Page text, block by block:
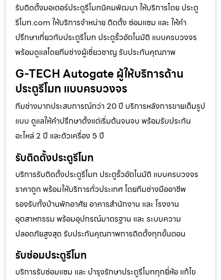
รับติดตั้งมอเตอร์ประตูรีโมทนิคมพัฒนา ให้บริการโดย ประตู
รีโมท.com ให้บริการจำหน่าย ติดตั้ง ซ่อมแซม และ ให้คำ
ปรึกษาเกี่ยวกับประตูรีโมท ประตูรั้วอัตโนมัติ แบบครบวงจร
พร้อมดูแลโดยทีมช่างผู้เชี่ยวชาญ รับประกันคุณภาพ
G-TECH Autogate ผู้ให้บริการด้าน
ประตูรีโมท แบบครบวงจร
ทีมช่างมากประสบการณ์กว่า 20 ปี บริการหลังการขายเต็มรูป
แบบ ดูแลให้คำปรึกษาตั้งแต่เริ่มต้นจนจบ พร้อมรับประกัน
อะไหล่ 2 ปี และตัวเครื่อง 5 ปี
รับติดตั้งประตูรีโมท
บริการรับติดตั้งประตูรีโมท ประตูรั้วอัตโนมัติ แบบครบวงจร
ราคาถูก พร้อมให้บริการทั่วประเทศ โดยทีมช่างมืออาชีพ
รองรับทั้งบ้านพักอาศัย อาคารสำนักงาน และ โรงงาน
อุตสาหกรรม พร้อมอุปกรณ์มาตรฐาน และ ระบบความ
ปลอดภัยสูงสุด รับประกันคุณภาพการติดตั้งทุกขั้นตอน
รับซ่อมประตูรีโมท
บริการรับซ่อมแซม และ บำรุงรักษาประตูรีโมททุกยี่ห้อ แก้ไข